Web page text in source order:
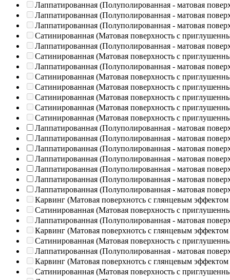
Лаппатированная (Полуполированная - матовая
Лаппатированная (Полуполированная - матовая
Лаппатированная (Полуполированная - матовая
Сатинированная (Матовая поверхность с
Лаппатированная (Полуполированная - матовая
Сатинированная (Матовая поверхность с
Лаппатированная (Полуполированная - матовая
Сатинированная (Матовая поверхность с
Сатинированная (Матовая поверхность с
Сатинированная (Матовая поверхность с
Сатинированная (Матовая поверхность с
Сатинированная (Матовая поверхность с
Лаппатированная (Полуполированная - матовая
Лаппатированная (Полуполированная - матовая
Лаппатированная (Полуполированная - матовая
Лаппатированная (Полуполированная - матовая
Лаппатированная (Полуполированная - матовая
Лаппатированная (Полуполированная - матовая
Лаппатированная (Полуполированная - матовая
Карвинг (Матовая поверхнотсь с глянцевым эффектом
Сатинированная (Матовая поверхность с
Лаппатированная (Полуполированная - матовая
Карвинг (Матовая поверхнотсь с глянцевым эффектом
Сатинированная (Матовая поверхность с
Лаппатированная (Полуполированная - матовая
Карвинг (Матовая поверхнотсь с глянцевым эффектом
Сатинированная (Матовая поверхность с